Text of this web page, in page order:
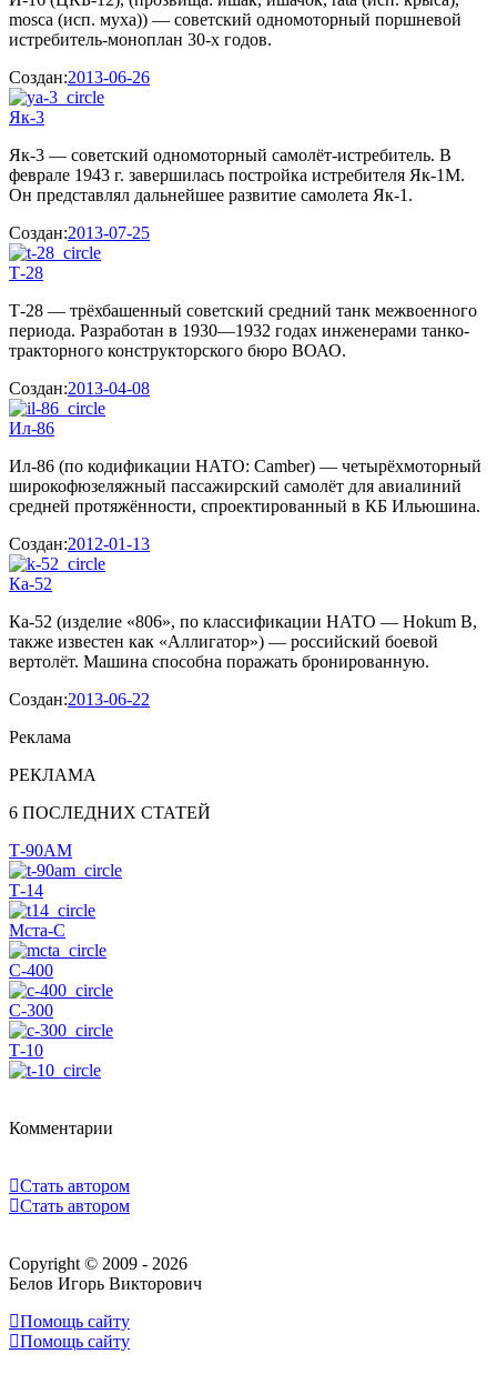
mosca (исп. муха)) — советский одномоторный поршневой
истребитель-моноплан 30-х годов.
Создан:2013-06-26
Як-3
Як-3 — советский одномоторный самолёт-истребитель. В
феврале 1943 г. завершилась постройка истребителя Як-1М.
Он представлял дальнейшее развитие самолета Як-1.
Создан:2013-07-25
Т-28
Т-28 — трёхбашенный советский средний танк межвоенного
периода. Разработан в 1930—1932 годах инженерами танко-
тракторного конструкторского бюро ВОАО.
Создан:2013-04-08
Ил-86
Ил-86 (по кодификации НАТО: Camber) — четырёхмоторный
широкофюзеляжный пассажирский самолёт для авиалиний
средней протяжённости, спроектированный в КБ Ильюшина.
Создан:2012-01-13
Ка-52
Ка-52 (изделие «806», по классификации НАТО — Hokum B,
также известен как «Аллигатор») — российский боевой
вертолёт. Машина способна поражать бронированную.
Создан:2013-06-22
Реклама
РЕКЛАМА
6 ПОСЛЕДНИХ СТАТЕЙ
Т-90АМ
Т-14
Мста-С
С-400
С-300
Т-10
Комментарии
Стать автором
Стать автором
Copyright © 2009 - 2026
Белов Игорь Викторович
Помощь сайту
Помощь сайту